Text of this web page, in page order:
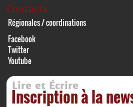
Contacts
Régionales / coordinations
Facebook
Twitter
Youtube
Lire et Écrire
Inscription à la